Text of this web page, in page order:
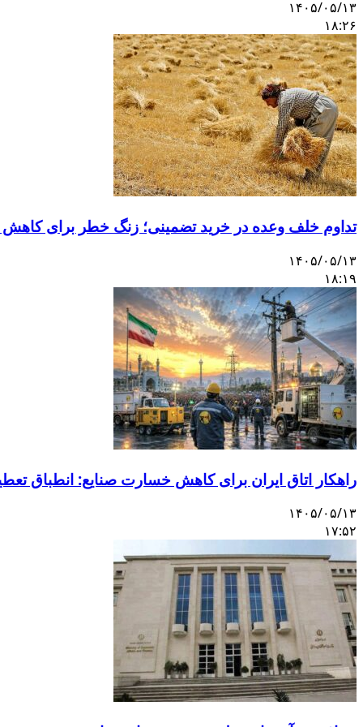
۱۴۰۵/۰۵/۱۳
۱۸:۲۶
تداوم خلف وعده در خرید تضمینی؛ زنگ خطر برای
۱۴۰۵/۰۵/۱۳
۱۸:۱۹
راهکار اتاق ایران برای کاهش خسارت صنایع: انطباق
۱۴۰۵/۰۵/۱۳
۱۷:۵۲